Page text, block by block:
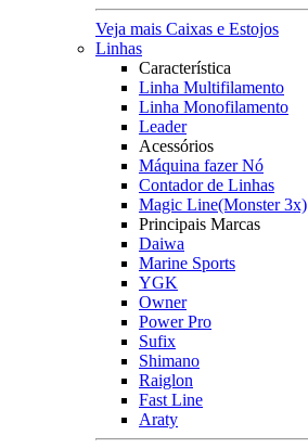
Veja mais Caixas e Estojos
Linhas
Característica
Linha Multifilamento
Linha Monofilamento
Leader
Acessórios
Máquina fazer Nó
Contador de Linhas
Magic Line(Monster 3x)
Principais Marcas
Daiwa
Marine Sports
YGK
Owner
Power Pro
Sufix
Shimano
Raiglon
Fast Line
Araty